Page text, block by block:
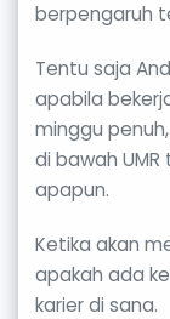
berpengaruh
Tentu saja
apabila
minggu
di bawah
apapun.
Ketika akan
apakah ada
karier di sana.